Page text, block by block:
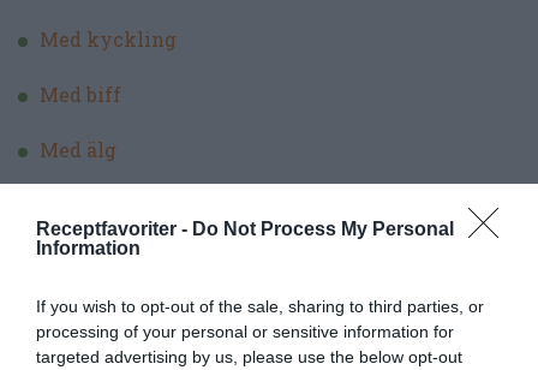
Receptfavoriter - Do Not Process My Personal
Information
If you wish to opt-out of the sale, sharing to third parties, or
processing of your personal or sensitive information for
targeted advertising by us, please use the below opt-out
Med kyckling
Med biff
Med älg
Vegetarisk texmexfärs
spiskummin, chili och oregano.
Guacamolemed m​​​osad avokado. Köp gärna